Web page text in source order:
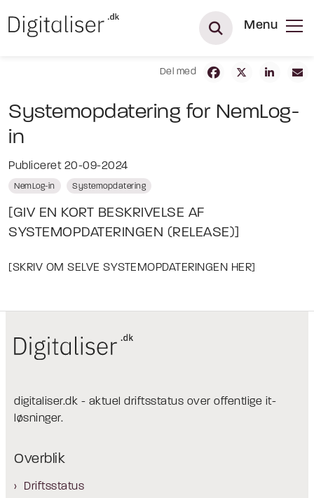
Menu
Del med
Systemopdatering for NemLog-
in
Publiceret 20-09-2024
NemLog-in Systemopdatering
[GIV EN KORT BESKRIVELSE AF
SYSTEMOPDATERINGEN (RELEASE)]
[SKRIV OM SELVE SYSTEMOPDATERINGEN HER]
digitaliser.dk - aktuel driftsstatus over offentlige it-
løsninger.
Overblik
Driftsstatus